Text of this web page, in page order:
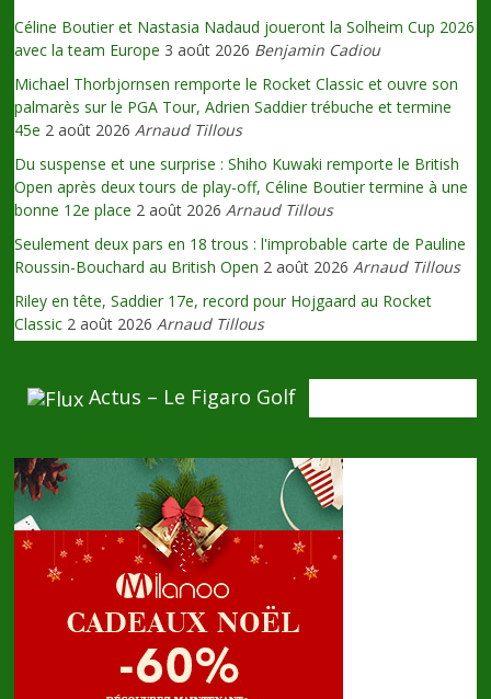
Céline Boutier et Nastasia Nadaud joueront la Solheim Cup 2026
avec la team Europe 3 août 2026 Benjamin Cadiou
Michael Thorbjornsen remporte le Rocket Classic et ouvre son
palmarès sur le PGA Tour, Adrien Saddier trébuche et termine
45e 2 août 2026 Arnaud Tillous
Du suspense et une surprise : Shiho Kuwaki remporte le British
Open après deux tours de play-off, Céline Boutier termine à une
bonne 12e place 2 août 2026 Arnaud Tillous
Seulement deux pars en 18 trous : l'improbable carte de Pauline
Roussin-Bouchard au British Open 2 août 2026 Arnaud Tillous
Riley en tête, Saddier 17e, record pour Hojgaard au Rocket
Classic 2 août 2026 Arnaud Tillous
Actus – Le Figaro Golf